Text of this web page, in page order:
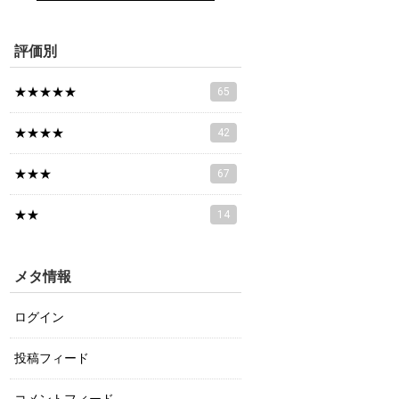
評価別
★★★★★ 65
★★★★ 42
★★★ 67
★★ 14
メタ情報
ログイン
投稿フィード